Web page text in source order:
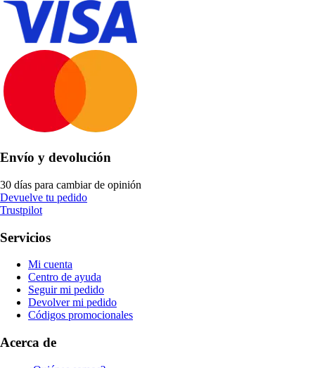
Envío y devolución
30 días para cambiar de opinión
Devuelve tu pedido
Trustpilot
Servicios
Mi cuenta
Centro de ayuda
Seguir mi pedido
Devolver mi pedido
Códigos promocionales
Acerca de